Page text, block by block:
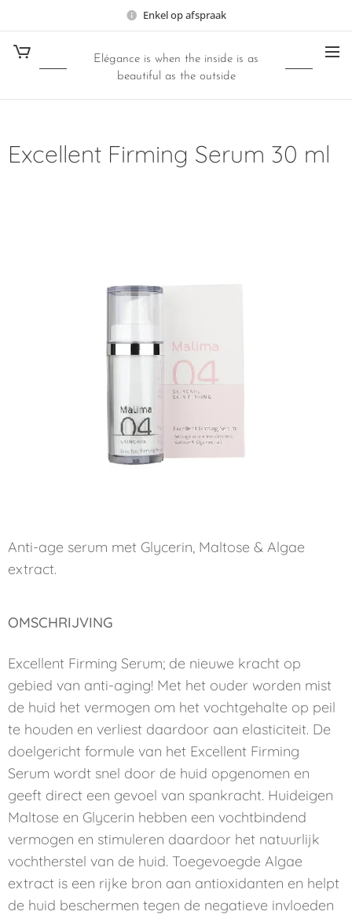
Enkel op afspraak
Elégance is when the inside is as
beautiful as the outside
Excellent Firming Serum 30 ml
Anti-age serum met Glycerin, Maltose & Algae
extract.
OMSCHRIJVING
Excellent Firming Serum; de nieuwe kracht op
gebied van anti-aging! Met het ouder worden mist
de huid het vermogen om het vochtgehalte op peil
te houden en verliest daardoor aan elasticiteit. De
doelgericht formule van het Excellent Firming
Serum wordt snel door de huid opgenomen en
geeft direct een gevoel van spankracht. Huideigen
Maltose en Glycerin hebben een vochtbindend
vermogen en stimuleren daardoor het natuurlijk
vochtherstel van de huid. Toegevoegde Algae
extract is een rijke bron aan antioxidanten en helpt
de huid beschermen tegen de negatieve invloeden